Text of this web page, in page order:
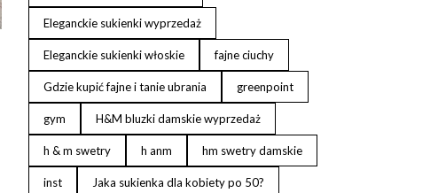
Eleganckie sukienki wyprzedaż
Eleganckie sukienki włoskie fajne ciuchy
Gdzie kupić fajne i tanie ubrania greenpoint
gym H&M bluzki damskie wyprzedaż
h & m swetry h anm hm swetry damskie
inst Jaka sukienka dla kobiety po 50?